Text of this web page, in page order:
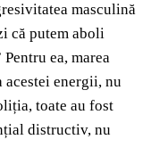
masculină
că putem aboli
ea, marea
energii, nu
toate au fost
distructiv, nu